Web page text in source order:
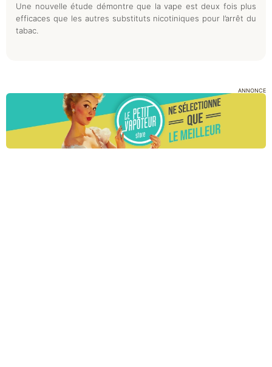
Une nouvelle étude démontre que la vape est deux fois plus
efficaces que les autres substituts nicotiniques pour l’arrêt du
tabac.
ANNONCE